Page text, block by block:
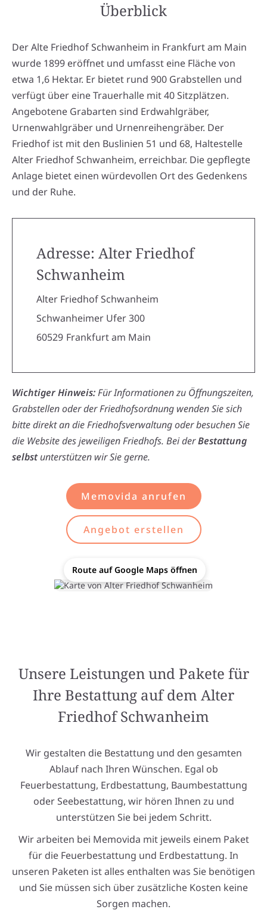
Überblick
Der Alte Friedhof Schwanheim in Frankfurt am Main
wurde 1899 eröffnet und umfasst eine Fläche von
etwa 1,6 Hektar. Er bietet rund 900 Grabstellen und
verfügt über eine Trauerhalle mit 40 Sitzplätzen.
Angebotene Grabarten sind Erdwahlgräber,
Urnenwahlgräber und Urnenreihengräber. Der
Friedhof ist mit den Buslinien 51 und 68, Haltestelle
Alter Friedhof Schwanheim, erreichbar. Die gepflegte
Anlage bietet einen würdevollen Ort des Gedenkens
und der Ruhe.
Adresse: Alter Friedhof
Schwanheim
Alter Friedhof Schwanheim
Schwanheimer Ufer 300
60529 Frankfurt am Main
Wichtiger Hinweis:Für Informationen zu Öffnungszeiten,
Grabstellen oder der Friedhofsordnung wenden Sie sich
bitte direkt an die Friedhofsverwaltung oder besuchen Sie
die Website des jeweiligen Friedhofs. Bei derBestattung
selbstunterstützen wir Sie gerne.
Memovida anrufen
Angebot erstellen
Route auf Google Maps öffnen
Unsere Leistungen und Pakete für
Ihre Bestattung auf dem Alter
Friedhof Schwanheim
Wir gestalten die Bestattung und den gesamten
Ablauf nach Ihren Wünschen. Egal ob
Feuerbestattung, Erdbestattung, Baumbestattung
oder Seebestattung, wir hören Ihnen zu und
unterstützen Sie bei jedem Schritt.
Wir arbeiten bei Memovida mit jeweils einem Paket
für die Feuerbestattung und Erdbestattung. In
unseren Paketen ist alles enthalten was Sie benötigen
und Sie müssen sich über zusätzliche Kosten keine
Sorgen machen.